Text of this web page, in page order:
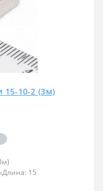
15-10-2 (3м)
15